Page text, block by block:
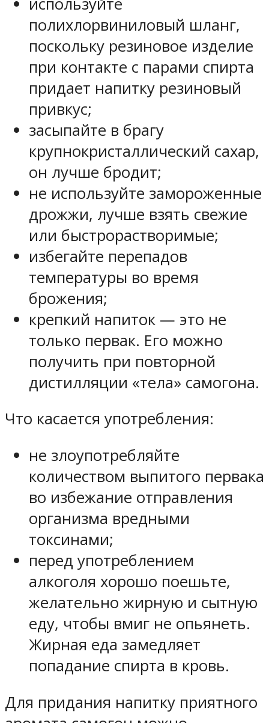
полихлорвиниловый шланг,
поскольку резиновое изделие
при контакте с парами спирта
придает напитку резиновый
привкус;
засыпайте в брагу
крупнокристаллический сахар,
он лучше бродит;
не используйте замороженные
дрожжи, лучше взять свежие
или быстрорастворимые;
избегайте перепадов
температуры во время
брожения;
крепкий напиток — это не
только первак. Его можно
получить при повторной
дистилляции «тела» самогона.
Что касается употребления:
не злоупотребляйте
количеством выпитого первака
во избежание отправления
организма вредными
токсинами;
перед употреблением
алкоголя хорошо поешьте,
желательно жирную и сытную
еду, чтобы вмиг не опьянеть.
Жирная еда замедляет
попадание спирта в кровь.
Для придания напитку приятного